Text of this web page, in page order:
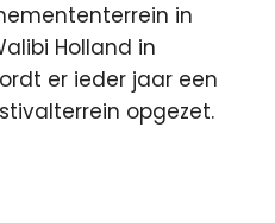
in
Holland in
er ieder jaar een
opgezet.